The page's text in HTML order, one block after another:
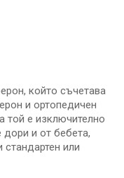
който съчетава
и ортопедичен
той е изключително
дори и от бебета,
или